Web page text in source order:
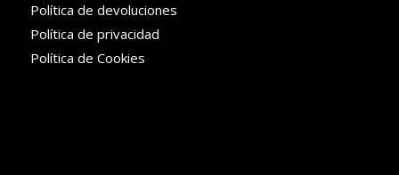
Política de devoluciones
Política de privacidad
Política de Cookies